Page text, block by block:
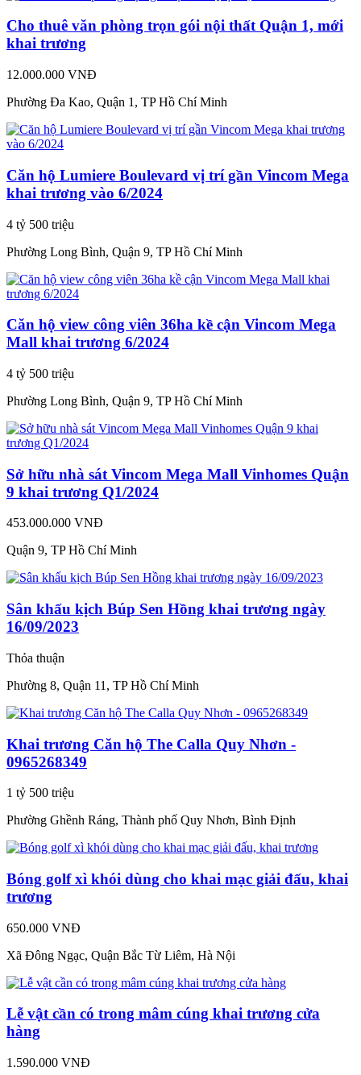
Cho thuê văn phòng trọn gói nội thất Quận 1, mới
khai trương
12.000.000 VNĐ
Phường Đa Kao, Quận 1, TP Hồ Chí Minh
Căn hộ Lumiere Boulevard vị trí gần Vincom Mega
khai trương vào 6/2024
4 tỷ 500 triệu
Phường Long Bình, Quận 9, TP Hồ Chí Minh
Căn hộ view công viên 36ha kề cận Vincom Mega
Mall khai trương 6/2024
4 tỷ 500 triệu
Phường Long Bình, Quận 9, TP Hồ Chí Minh
Sở hữu nhà sát Vincom Mega Mall Vinhomes Quận
9 khai trương Q1/2024
453.000.000 VNĐ
Quận 9, TP Hồ Chí Minh
Sân khấu kịch Búp Sen Hồng khai trương ngày
16/09/2023
Thỏa thuận
Phường 8, Quận 11, TP Hồ Chí Minh
Khai trương Căn hộ The Calla Quy Nhơn -
0965268349
1 tỷ 500 triệu
Phường Ghềnh Ráng, Thành phố Quy Nhơn, Bình Định
Bóng golf xì khói dùng cho khai mạc giải đấu, khai
trương
650.000 VNĐ
Xã Đông Ngạc, Quận Bắc Từ Liêm, Hà Nội
Lễ vật cần có trong mâm cúng khai trương cửa
hàng
1.590.000 VNĐ